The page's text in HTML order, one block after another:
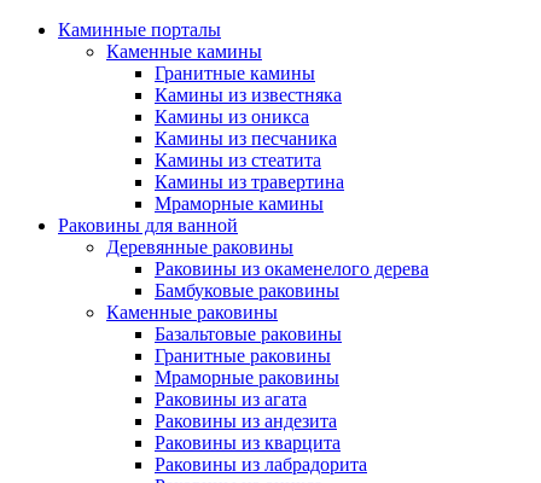
Каминные порталы
Каменные камины
Гранитные камины
Камины из известняка
Камины из оникса
Камины из песчаника
Камины из стеатита
Камины из травертина
Мраморные камины
Раковины для ванной
Деревянные раковины
Раковины из окаменелого дерева
Бамбуковые раковины
Каменные раковины
Базальтовые раковины
Гранитные раковины
Мраморные раковины
Раковины из агата
Раковины из андезита
Раковины из кварцита
Раковины из лабрадорита